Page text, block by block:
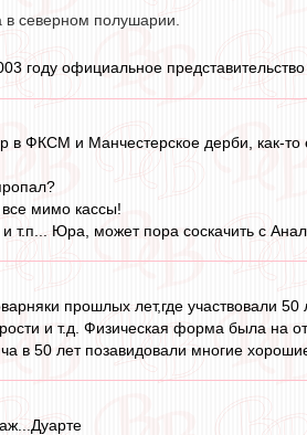
северном полушарии.
году официальное
в ФКСМ и Манчестерское дерби, как-то
мимо кассы!
т.п... Юра, может пора соскачить с
прошлых лет,где участвовали
и т.д. Физическая форма была
в 50 лет позавидовали многие